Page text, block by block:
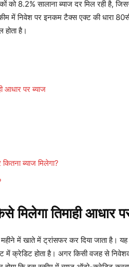
को 8.2% सालाना ब्याज दर मिल रही है,
में निवेश पर इनकम टैक्स एक्ट की धारा
होता है।
आधार पर ब्याज
ब्याज मिलेगा?
तिमाही आधार
में खाते में ट्रांसफर कर दिया जाता है।
क्रेडिट होता है। अगर किसी वजह से